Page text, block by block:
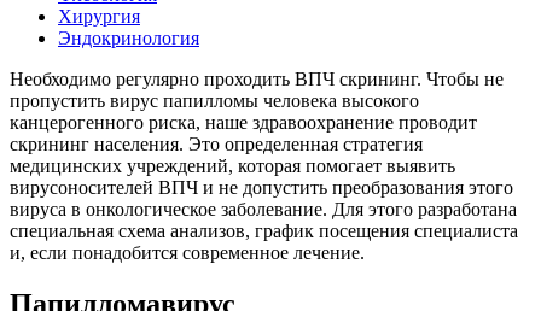
Хирургия
Эндокринология
Необходимо регулярно проходить ВПЧ скрининг. Чтобы не
пропустить вирус папилломы человека высокого
канцерогенного риска, наше здравоохранение проводит
скрининг населения. Это определенная стратегия
медицинских учреждений, которая помогает выявить
вирусоносителей ВПЧ и не допустить преобразования этого
вируса в онкологическое заболевание. Для этого разработана
специальная схема анализов, график посещения специалиста
и, если понадобится современное лечение.
Папилломавирус